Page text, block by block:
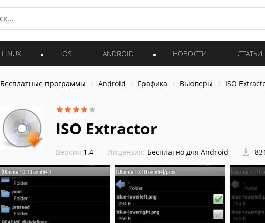
LINUX IOS ANDROID НОВОСТИ
Бесплатные программы Android Графика Вьюверы ISO
ISO Extractor
Версия:1.4 Лицензия: Бесплатно для Android